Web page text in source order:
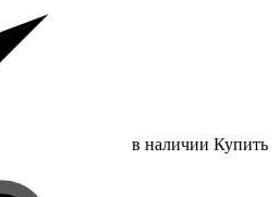
в наличии Купить